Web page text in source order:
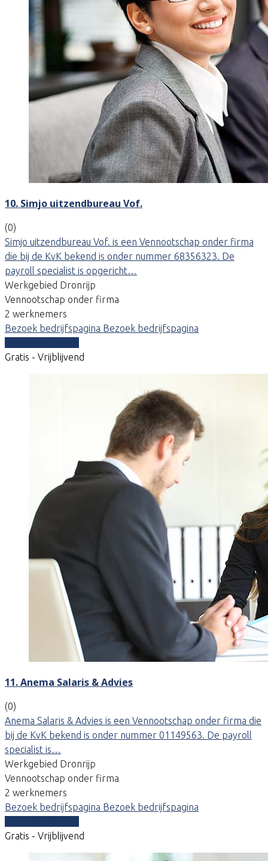
10. Simjo uitzendbureau Vof.
(0)
Simjo uitzendbureau Vof. is een Vennootschap onder firma
die bij de KvK bekend is onder nummer 68356323. De
payroll specialist is opgericht…
Werkgebied Dronrijp
Vennootschap onder firma
2 werknemers
Bezoek bedrijfspagina Bezoek bedrijfspagina
Gratis - Vrijblijvend
11. Anema Salaris & Advies
(0)
Anema Salaris & Advies is een Vennootschap onder firma die
bij de KvK bekend is onder nummer 01149563. De payroll
specialist is…
Werkgebied Dronrijp
Vennootschap onder firma
2 werknemers
Bezoek bedrijfspagina Bezoek bedrijfspagina
Gratis - Vrijblijvend